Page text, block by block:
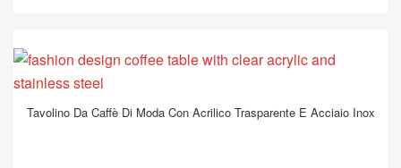
Tavolino Da Caffè Di Moda Con Acrilico Trasparente E Acciaio Inox